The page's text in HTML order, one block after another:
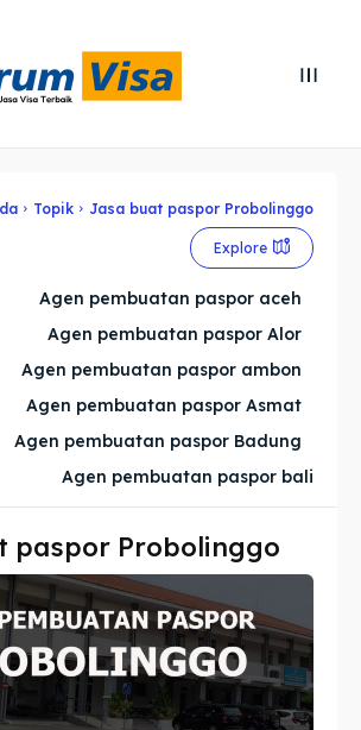
Cari
Cari
our destinations
our destinations
Topik Jasa buat paspor Probolinggo
Explore
Agen pembuatan paspor aceh
Agen pembuatan paspor Alor
Agen pembuatan paspor ambon
Agen pembuatan paspor Asmat
Agen pembuatan paspor Badung
Agen pembuatan paspor bali
paspor Probolinggo